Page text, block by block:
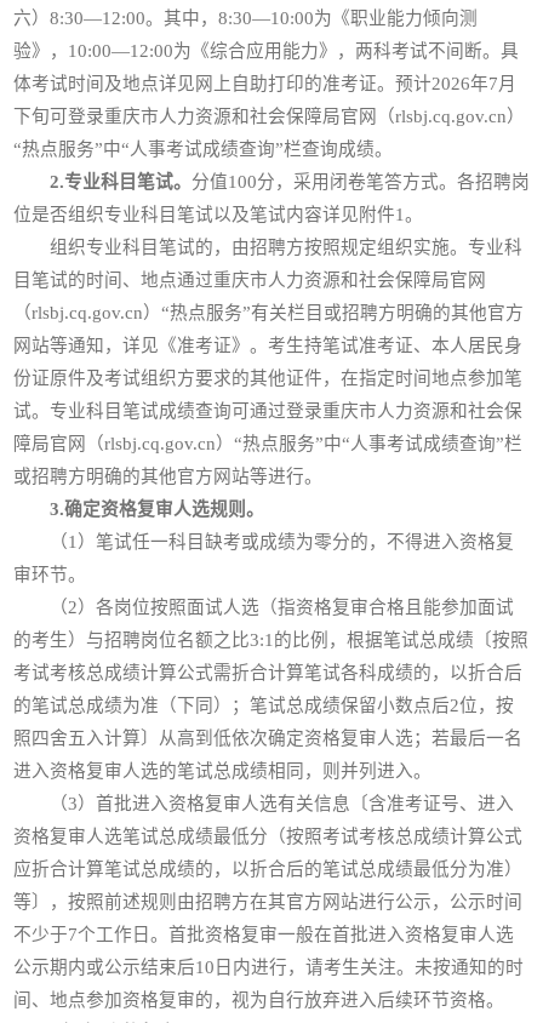
六）8:30—12:00。其中，8:30—10:00为《职业能力倾向测
验》，10:00—12:00为《综合应用能力》，两科考试不间断。具
体考试时间及地点详见网上自助打印的准考证。预计2026年7月
下旬可登录重庆市人力资源和社会保障局官网（rlsbj.cq.gov.cn）
“热点服务”中“人事考试成绩查询”栏查询成绩。
2.专业科目笔试。 分值100分，采用闭卷笔答方式。各招聘岗
位是否组织专业科目笔试以及笔试内容详见附件1。
组织专业科目笔试的，由招聘方按照规定组织实施。专业科
目笔试的时间、地点通过重庆市人力资源和社会保障局官网
（rlsbj.cq.gov.cn）“热点服务”有关栏目或招聘方明确的其他官方
网站等通知，详见《准考证》。考生持笔试准考证、本人居民身
份证原件及考试组织方要求的其他证件，在指定时间地点参加笔
试。专业科目笔试成绩查询可通过登录重庆市人力资源和社会保
障局官网（rlsbj.cq.gov.cn）“热点服务”中“人事考试成绩查询”栏
或招聘方明确的其他官方网站等进行。
3.确定资格复审人选规则。
（1）笔试任一科目缺考或成绩为零分的，不得进入资格复
审环节。
（2）各岗位按照面试人选（指资格复审合格且能参加面试
的考生）与招聘岗位名额之比3:1的比例，根据笔试总成绩〔按照
考试考核总成绩计算公式需折合计算笔试各科成绩的，以折合后
的笔试总成绩为准（下同）；笔试总成绩保留小数点后2位，按
照四舍五入计算〕从高到低依次确定资格复审人选；若最后一名
进入资格复审人选的笔试总成绩相同，则并列进入。
（3）首批进入资格复审人选有关信息〔含准考证号、进入
资格复审人选笔试总成绩最低分（按照考试考核总成绩计算公式
应折合计算笔试总成绩的，以折合后的笔试总成绩最低分为准）
等〕，按照前述规则由招聘方在其官方网站进行公示，公示时间
不少于7个工作日。首批资格复审一般在首批进入资格复审人选
公示期内或公示结束后10日内进行，请考生关注。未按通知的时
间、地点参加资格复审的，视为自行放弃进入后续环节资格。